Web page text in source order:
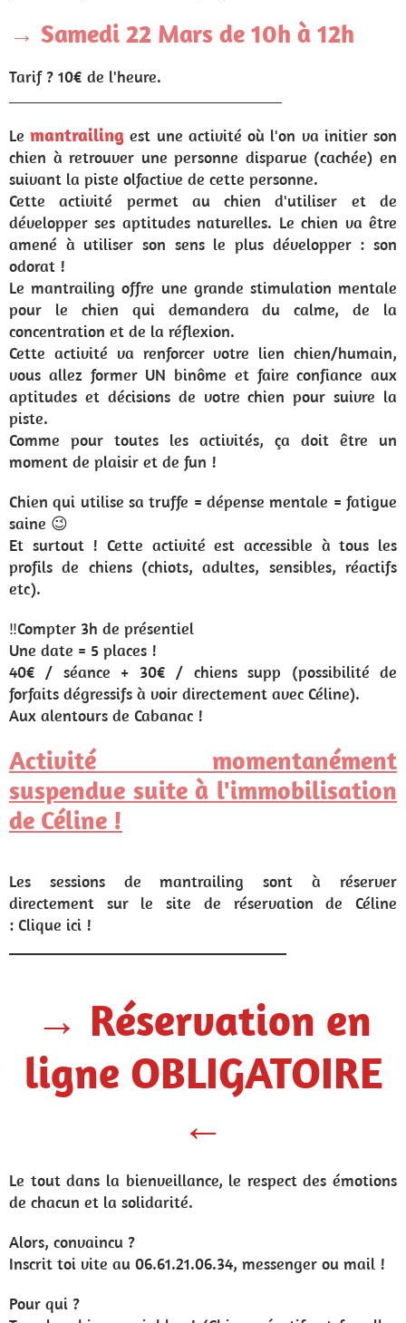
→ Samedi 22 Mars de 10h à 12h
Tarif ? 10€ de l'heure.
Lemantrailing est une activité où l'on va initier son
chien à retrouver une personne disparue (cachée) en
suivant la piste olfactive de cette personne.
Cette activité permet au chien d'utiliser et de
développer ses aptitudes naturelles. Le chien va être
amené à utiliser son sens le plus développer : son
odorat !
Le mantrailing offre une grande stimulation mentale
pour le chien qui demandera du calme, de la
concentration et de la réflexion.
Cette activité va renforcer votre lien chien/humain,
vous allez former UN binôme et faire confiance aux
aptitudes et décisions de votre chien pour suivre la
piste.
Comme pour toutes les activités, ça doit être un
moment de plaisir et de fun !
Chien qui utilise sa truffe = dépense mentale = fatigue
saine 😉
Et surtout ! Cette activité est accessible à tous les
profils de chiens (chiots, adultes, sensibles, réactifs
etc).
‼️Compter 3h de présentiel
Une date = 5 places !
40€ / séance + 30€ / chiens supp (possibilité de
forfaits dégressifs à voir directement avec Céline).
Aux alentours de Cabanac !
Activité momentanément
suspendue suite à l'immobilisation
de Céline !
Les sessions de mantrailing sont à réserver
directement sur le site de réservation de Céline
: Clique ici !
→ Réservation en
ligne OBLIGATOIRE
←
Le tout dans la bienveillance, le respect des émotions
de chacun et la solidarité.
Alors, convaincu ?
Inscrit toi vite au 06.61.21.06.34, messenger ou mail !
Pour qui ?